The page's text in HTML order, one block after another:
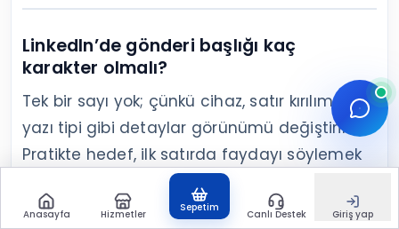
LinkedIn’de gönderi başlığı kaç
karakter olmalı?
Tek bir sayı yok; çünkü cihaz, satır kırılımı ve
yazı tipi gibi detaylar görünümü değiştirir.
Pratikte hedef, ilk satırda faydayı söylemek
ve ilk 1–2 satırda bağlamı tamamlamaktır.
Uzun cümle kuracaksanız, iki kısa cümleye
Anasayfa Hizmetler
Sepetim
Canlı Destek Giriş yap